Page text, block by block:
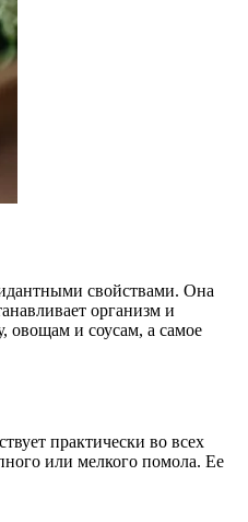
свойствами. Она
организм и
овощам и соусам, а самое
практически во всех
или мелкого помола. Ее